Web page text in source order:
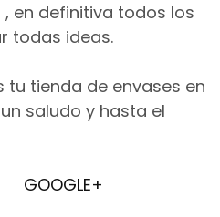
en definitiva todos los
todas ideas.
tu tienda de envases en
saludo y hasta el
GOOGLE+